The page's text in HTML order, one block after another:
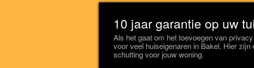
10 jaar garantie op uw
Als het gaat om het toevoegen van
voor veel huiseigenaren in Bakel. Hier
schutting voor jouw woning.